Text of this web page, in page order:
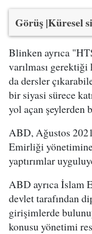
Görüş |Küresel
Blinken ayrıca
varılması
da dersler
bir siyasi sürece
yol açan şeylerden
ABD, Ağustos
Emirliği
yaptırımlar
ABD ayrıca İslam
devlet tarafından
girişimlerde
konusu yönetimi